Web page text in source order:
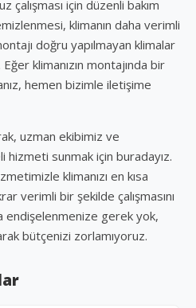
çalışması için düzenli bakım
klimanın daha verimli
doğru yapılmayan klimalar
klimanızın montajında bir
hemen bizimle iletişime
uzman ekibimiz ve
sunmak için buradayız.
klimanızı en kısa
verimli bir şekilde çalışmasını
endişelenmenize gerek yok,
bütçenizi zorlamıyoruz.